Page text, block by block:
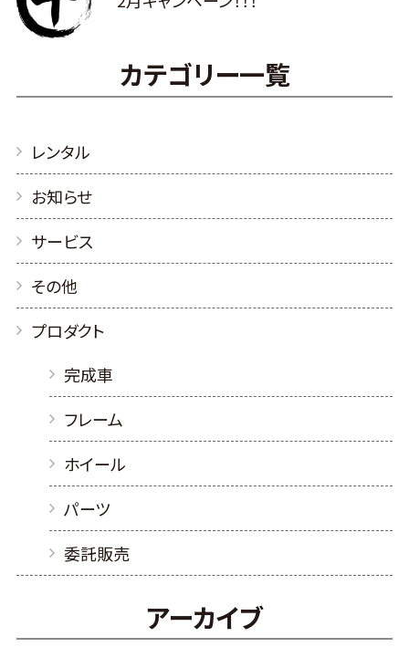
カテゴリー一覧
レンタル
お知らせ
サービス
その他
プロダクト
完成車
フレーム
ホイール
パーツ
委託販売
アーカイブ